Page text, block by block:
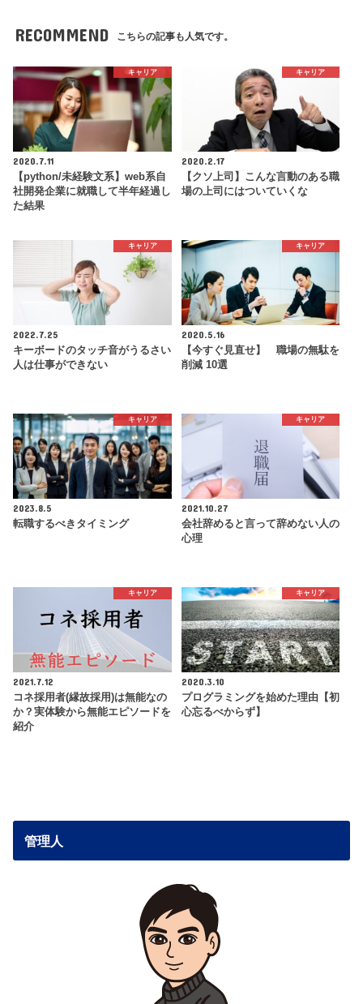
RECOMMEND こちらの記事も人気です。
キャリア
2020.7.11
【python/未経験文系】web系自
社開発企業に就職して半年経過し
た結果
キャリア
2020.2.17
【クソ上司】こんな言動のある職
場の上司にはついていくな
キャリア
2022.7.25
キーボードのタッチ音がうるさい
人は仕事ができない
キャリア
2020.5.16
【今すぐ見直せ】 職場の無駄を
削減 10選
キャリア
2023.8.5
転職するべきタイミング
キャリア
2021.10.27
会社辞めると言って辞めない人の
心理
キャリア
2021.7.12
コネ採用者(縁故採用)は無能なの
か？実体験から無能エピソードを
紹介
キャリア
2020.3.10
プログラミングを始めた理由【初
心忘るべからず】
管理人